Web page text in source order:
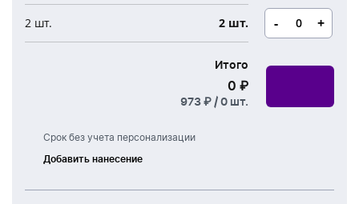
2 шт. 2 шт. - +
Срок без учета персонализации
Добавить нанесение
Шелкография
Итого
0 ₽
973 ₽ /0 шт.